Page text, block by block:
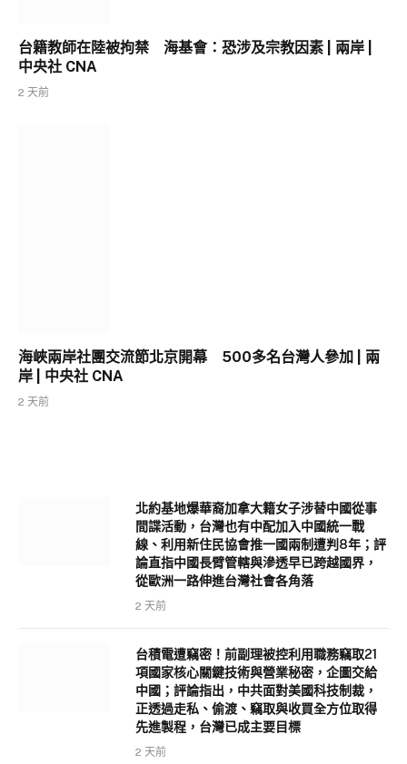
台籍教師在陸被拘禁 海基會：恐涉及宗教因素 | 兩岸 |
中央社 CNA
2 天前
海峽兩岸社團交流節北京開幕 500多名台灣人參加 | 兩
岸 | 中央社 CNA
2 天前
北約基地爆華裔加拿大籍女子涉替中國從事
間諜活動，台灣也有中配加入中國統一戰
線、利用新住民協會推一國兩制遭判8年；評
論直指中國長臂管轄與滲透早已跨越國界，
從歐洲一路伸進台灣社會各角落
2 天前
台積電遭竊密！前副理被控利用職務竊取21
項國家核心關鍵技術與營業秘密，企圖交給
中國；評論指出，中共面對美國科技制裁，
正透過走私、偷渡、竊取與收買全方位取得
先進製程，台灣已成主要目標
2 天前